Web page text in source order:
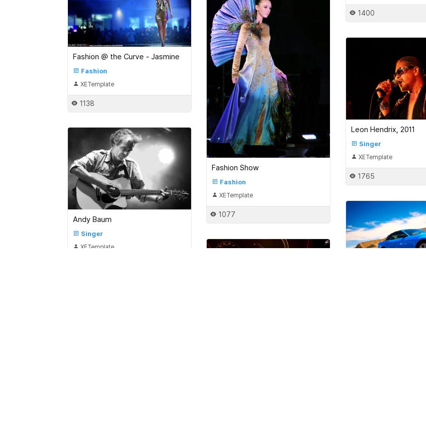
1400
Fashion @ the Curve - Jasmine
Fashion
XETemplate
1138
Fashion Show
Fashion
XETemplate
1077
Leon Hendrix, 2011
Singer
XETemplate
1765
Andy Baum
Singer
XETemplate